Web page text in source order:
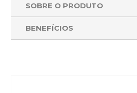
SOBRE O PRODUTO
BENEFÍCIOS